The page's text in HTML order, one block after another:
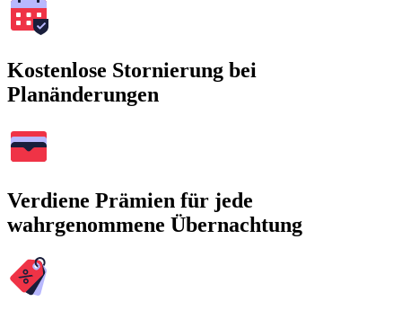
Kostenlose Stornierung bei
Planänderungen
Verdiene Prämien für jede
wahrgenommene Übernachtung